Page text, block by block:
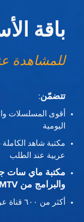
باقة
للمشاهدة
تتضمّن:
أقوى المسلسلات
اليومية
مكتبة شاهد
عربية عند الطلب
مكتبة ماي سات
والبرامج من MTV، الجديد وLBCI
أكثر من ٦٠٠ قناة عربية وأمريكية مجانية